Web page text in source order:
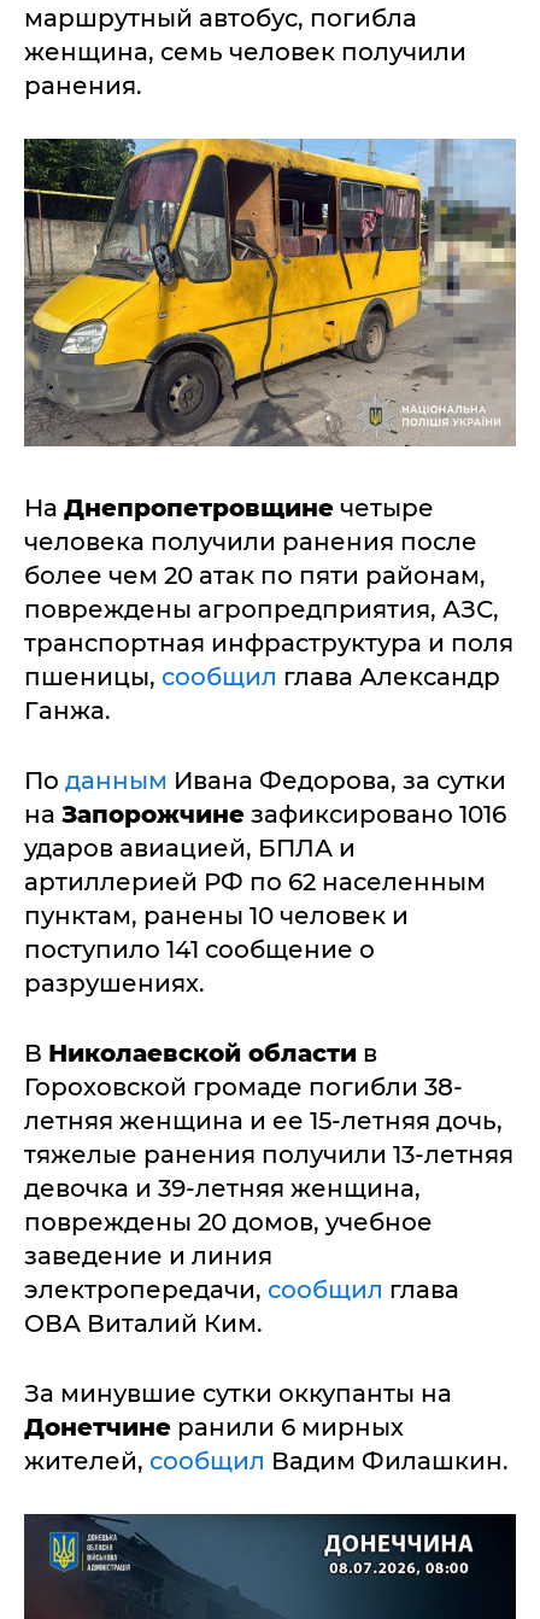
маршрутный автобус, погибла
женщина, семь человек получили
ранения.
На Днепропетровщине четыре
человека получили ранения после
более чем 20 атак по пяти районам,
повреждены агропредприятия, АЗС,
транспортная инфраструктура и поля
пшеницы, сообщил глава Александр
Ганжа.
По данным Ивана Федорова, за сутки
на Запорожчине зафиксировано 1016
ударов авиацией, БПЛА и
артиллерией РФ по 62 населенным
пунктам, ранены 10 человек и
поступило 141 сообщение о
разрушениях.
В Николаевской области в
Гороховской громаде погибли 38-
летняя женщина и ее 15-летняя дочь,
тяжелые ранения получили 13-летняя
девочка и 39-летняя женщина,
повреждены 20 домов, учебное
заведение и линия
электропередачи, сообщил глава
ОВА Виталий Ким.
За минувшие сутки оккупанты на
Донетчине ранили 6 мирных
жителей, сообщил Вадим Филашкин.